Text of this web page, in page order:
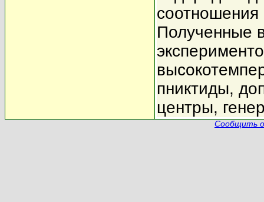
Полученные
пниктиды,
центры,
Сообщить о